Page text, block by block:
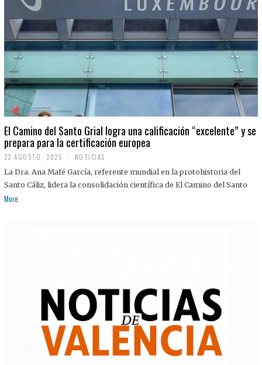
El Camino del Santo Grial logra una calificación “excelente” y se
prepara para la certificación europea
22 AGOSTO, 2025
2
A
G
NOTICIAS
La Dra. Ana Mafé García, referente mundial en la protohistoria del
Santo Cáliz, lidera la consolidación científica de El Camino del Santo
More